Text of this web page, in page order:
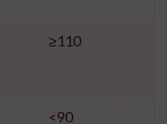
≥110
<90